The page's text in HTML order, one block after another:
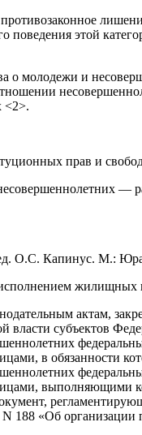
поведения этой
о молодежи и
<2>.
прав и
—
О.С. Капинус. М.:
актам,
власти субъектов
в обязанности
выполняющими
188 «Об